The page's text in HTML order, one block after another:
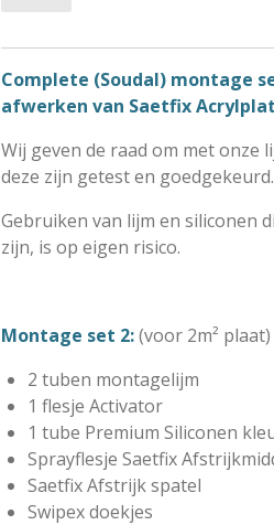
Complete (Soudal) montage
afwerken van Saetfix
Wij geven de raad om met onze
deze zijn getest en goedgekeurd.
Gebruiken van lijm en siliconen
zijn, is op eigen risico.
Montage set 2:(voor 2m² plaat)
2 tuben montagelijm
1 flesje Activator
1 tube Premium Siliconen
Sprayflesje Saetfix
Saetfix Afstrijk spatel
Swipex doekjes